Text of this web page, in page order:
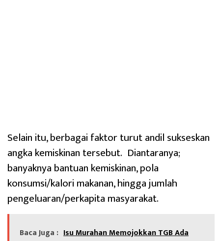
Selain itu, berbagai faktor turut andil sukseskan
angka kemiskinan tersebut. Diantaranya;
banyaknya bantuan kemiskinan, pola
konsumsi/kalori makanan, hingga jumlah
pengeluaran/perkapita masyarakat.
Baca Juga : Isu Murahan Memojokkan TGB Ada